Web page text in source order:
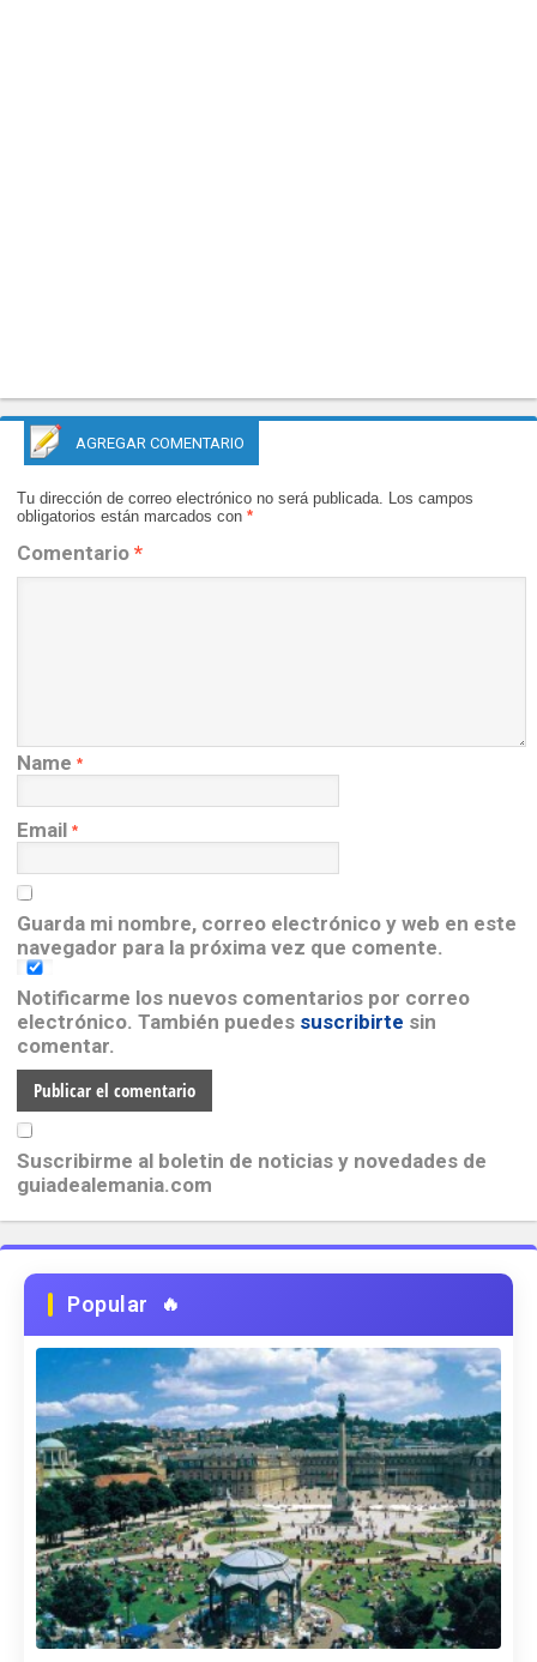
AGREGAR COMENTARIO
Tu dirección de correo electrónico no será publicada. Los campos
obligatorios están marcados con *
Comentario *
Name *
Email *
Guarda mi nombre, correo electrónico y web en este
navegador para la próxima vez que comente.
Notificarme los nuevos comentarios por correo
electrónico. También puedes suscribirte sin
comentar.
Suscribirme al boletin de noticias y novedades de
guiadealemania.com
Popular